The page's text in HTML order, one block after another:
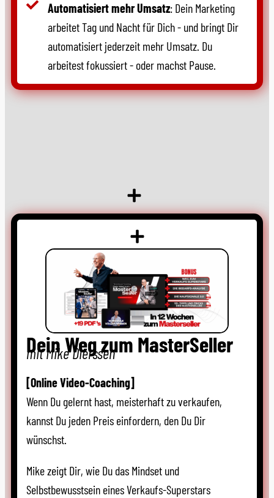
Automatisiert mehr Umsatz: Dein Marketing
arbeitet Tag und Nacht für Dich - und bringt Dir
automatisiert jederzeit mehr Umsatz. Du
arbeitest fokussiert - oder machst Pause.
Dein Weg zum MasterSeller
mit Mike Dierssen
[Online Video-Coaching]
Wenn Du gelernt hast, meisterhaft zu verkaufen,
kannst Du jeden Preis einfordern, den Du Dir
wünschst.
Mike zeigt Dir, wie Du das Mindset und
Selbstbewusstsein eines Verkaufs-Superstars